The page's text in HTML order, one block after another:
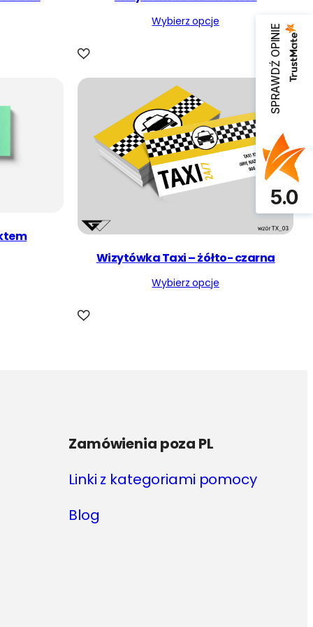
Wybierz opcje
Wizytówka Taxi – żółto- czarna
Wybierz opcje
Zamówienia poza PL
Linki z kategoriami pomocy
Blog
SPRAWDŹ OPINIE
5.0